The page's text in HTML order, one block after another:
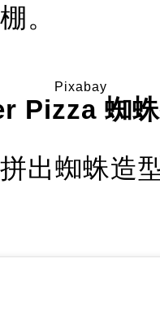
。
Pixabay
Pizza 蜘
出蜘蛛造